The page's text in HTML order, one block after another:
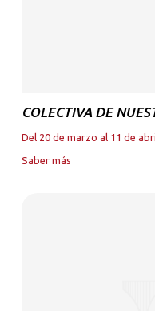
COLECTIVA DE
Del 20 de marzo al 11 de
Saber más